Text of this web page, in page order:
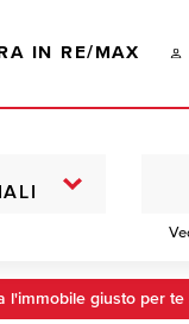
IN RE/MAX
l'immobile giusto per